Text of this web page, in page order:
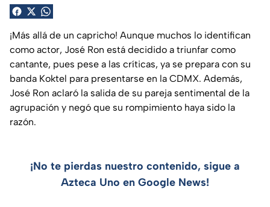
¡Más allá de un capricho! Aunque muchos lo identifican
como actor, José Ron está decidido a triunfar como
cantante, pues pese a las críticas, ya se prepara con su
banda Koktel para presentarse en la CDMX. Además,
José Ron aclaró la salida de su pareja sentimental de la
agrupación y negó que su rompimiento haya sido la
razón.
¡No te pierdas nuestro contenido, sigue a
Azteca Uno en Google News!